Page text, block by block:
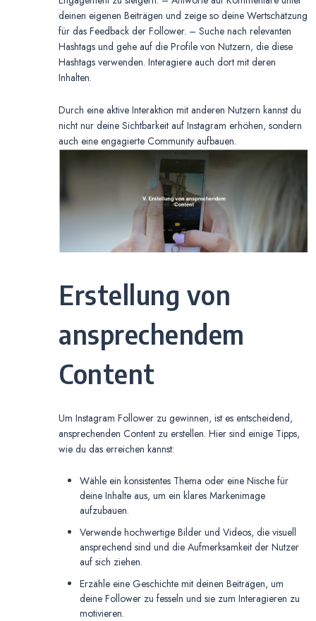
deinen eigenen Beiträgen und zeige so deine Wertschätzung
für das Feedback der Follower. – Suche nach relevanten
Hashtags und gehe auf die Profile von Nutzern, die diese
Hashtags verwenden. Interagiere auch dort mit deren
Inhalten.
Durch eine aktive Interaktion mit anderen Nutzern kannst du
nicht nur deine Sichtbarkeit auf Instagram erhöhen, sondern
auch eine engagierte Community aufbauen.
Erstellung von
ansprechendem
Content
Um Instagram Follower zu gewinnen, ist es entscheidend,
ansprechenden Content zu erstellen. Hier sind einige Tipps,
wie du das erreichen kannst:
Wähle ein konsistentes Thema oder eine Nische für
deine Inhalte aus, um ein klares Markenimage
aufzubauen.
Verwende hochwertige Bilder und Videos, die visuell
ansprechend sind und die Aufmerksamkeit der Nutzer
auf sich ziehen.
Erzähle eine Geschichte mit deinen Beiträgen, um
deine Follower zu fesseln und sie zum Interagieren zu
motivieren.